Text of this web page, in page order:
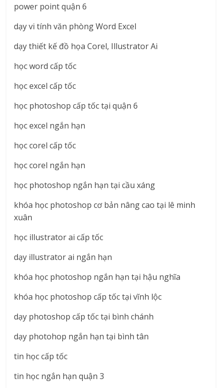
power point quận 6
dạy vi tính văn phòng Word Excel
dạy thiết kế đồ họa Corel, Illustrator Ai
học word cấp tốc
học excel cấp tốc
học photoshop cấp tốc tại quận 6
học excel ngắn hạn
học corel cấp tốc
học corel ngắn hạn
học photoshop ngắn hạn tại cầu xáng
khóa học photoshop cơ bản nâng cao tại lê minh
xuân
học illustrator ai cấp tốc
dạy illustrator ai ngắn hạn
khóa học photoshop ngắn hạn tại hậu nghĩa
khóa học photoshop cấp tốc tại vĩnh lộc
dạy photoshop cấp tốc tại bình chánh
dạy photohop ngắn hạn tại bình tân
tin học cấp tốc
tin học ngắn hạn quận 3